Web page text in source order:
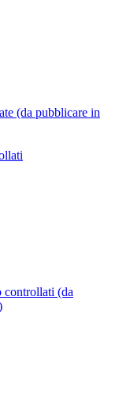
(da pubblicare in
(da